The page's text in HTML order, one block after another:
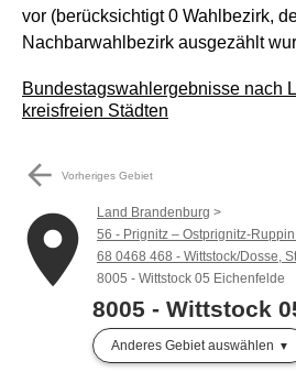
vor (berücksichtigt 0 Wahlbezirk,
Nachbarwahlbezirk ausgezählt
Bundestagswahlergebnisse nach
kreisfreien Städten
arrow_back Vorheriges Gebiet
place
Land Brandenburg
56 - Prignitz – Ostprignitz-
68 0468 468 - Wittstock/Dosse,
8005 - Wittstock 05 Eichenfelde
8005 - Wittstock
Anderes Gebiet auswählen